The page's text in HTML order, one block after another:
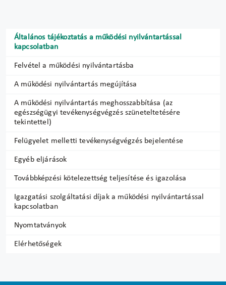
Általános tájékoztatás a működési nyilvántartással
kapcsolatban
Felvétel a működési nyilvántartásba
A működési nyilvántartás megújítása
A működési nyilvántartás meghosszabbítása (az
egészségügyi tevékenységvégzés szüneteltetésére
tekintettel)
Felügyelet melletti tevékenységvégzés bejelentése
Egyéb eljárások
Továbbképzési kötelezettség teljesítése és igazolása
Igazgatási szolgáltatási díjak a működési nyilvántartással
kapcsolatban
Nyomtatványok
Elérhetőségek